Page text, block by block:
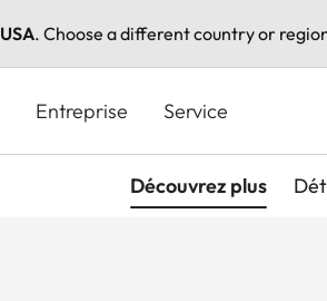
USA. Choose a different country or
Entreprise Service
Découvrez plus